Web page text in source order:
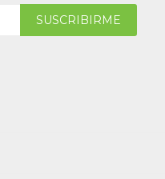
SUSCRIBIRME